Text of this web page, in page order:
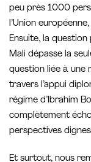
peu près 1000
l’Union
Ensuite, la
Mali dépasse la
question liée à une
travers l’appui
régime d’Ibrahim
complètement
perspectives
Et surtout, nous